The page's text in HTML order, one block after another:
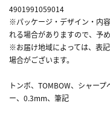
4901991059014
※パッケージ・デザイン・内
れる場合がありますので、予
※お届け地域によっては、表
場合がございます。
トンボ、TOMBOW、シャー
ー、0.3mm、筆記